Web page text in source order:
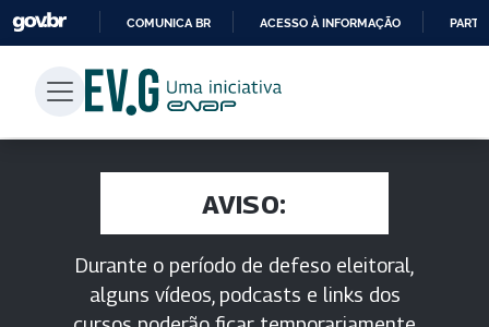
PARA
CONTEÚDO
COMUNICA BR ACESSO À INFORMAÇÃO
AVISO:
Durante o período de defeso eleitoral,
alguns vídeos, podcasts e links dos